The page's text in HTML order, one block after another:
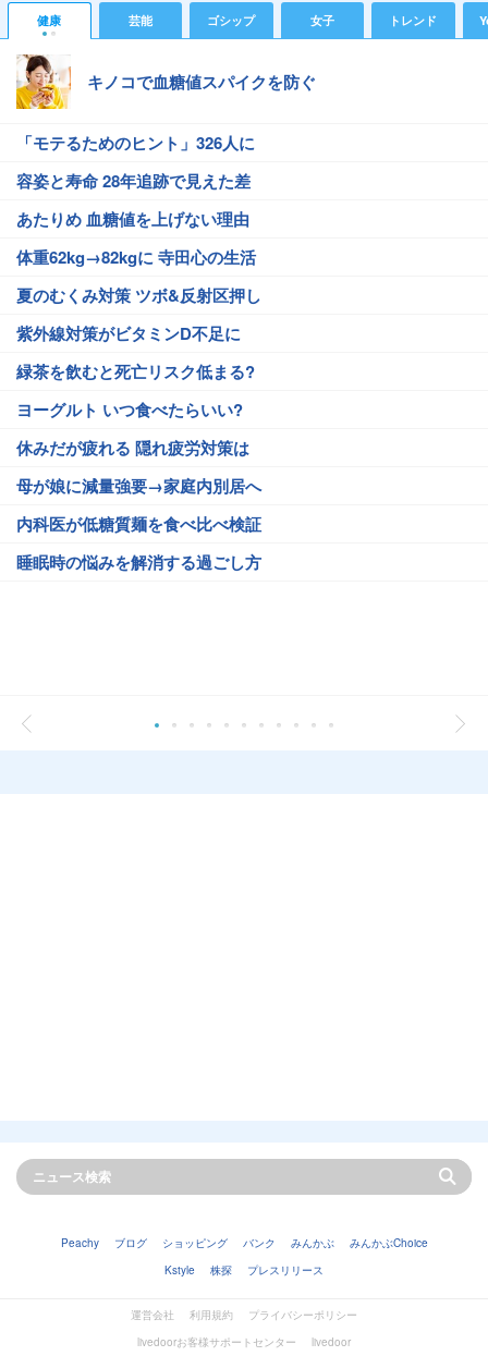
健康 芸能 ゴシップ 女子 トレンド
キノコで血糖値スパイクを防ぐ
「モテるためのヒント」326人に
容姿と寿命 28年追跡で見えた差
あたりめ 血糖値を上げない理由
体重62kg→82kgに 寺田心の生活
夏のむくみ対策 ツボ&反射区押し
紫外線対策がビタミンD不足に
緑茶を飲むと死亡リスク低まる?
ヨーグルト いつ食べたらいい?
休みだが疲れる 隠れ疲労対策は
母が娘に減量強要→家庭内別居へ
内科医が低糖質麺を食べ比べ検証
睡眠時の悩みを解消する過ごし方
Peachy ブログ ショッピング バンク みんかぶ
みんかぶChoice
Kstyle
株探 プレスリリース
運営会社 利用規約
プライバシーポリシー
livedoorお客様サポートセンター
livedoor